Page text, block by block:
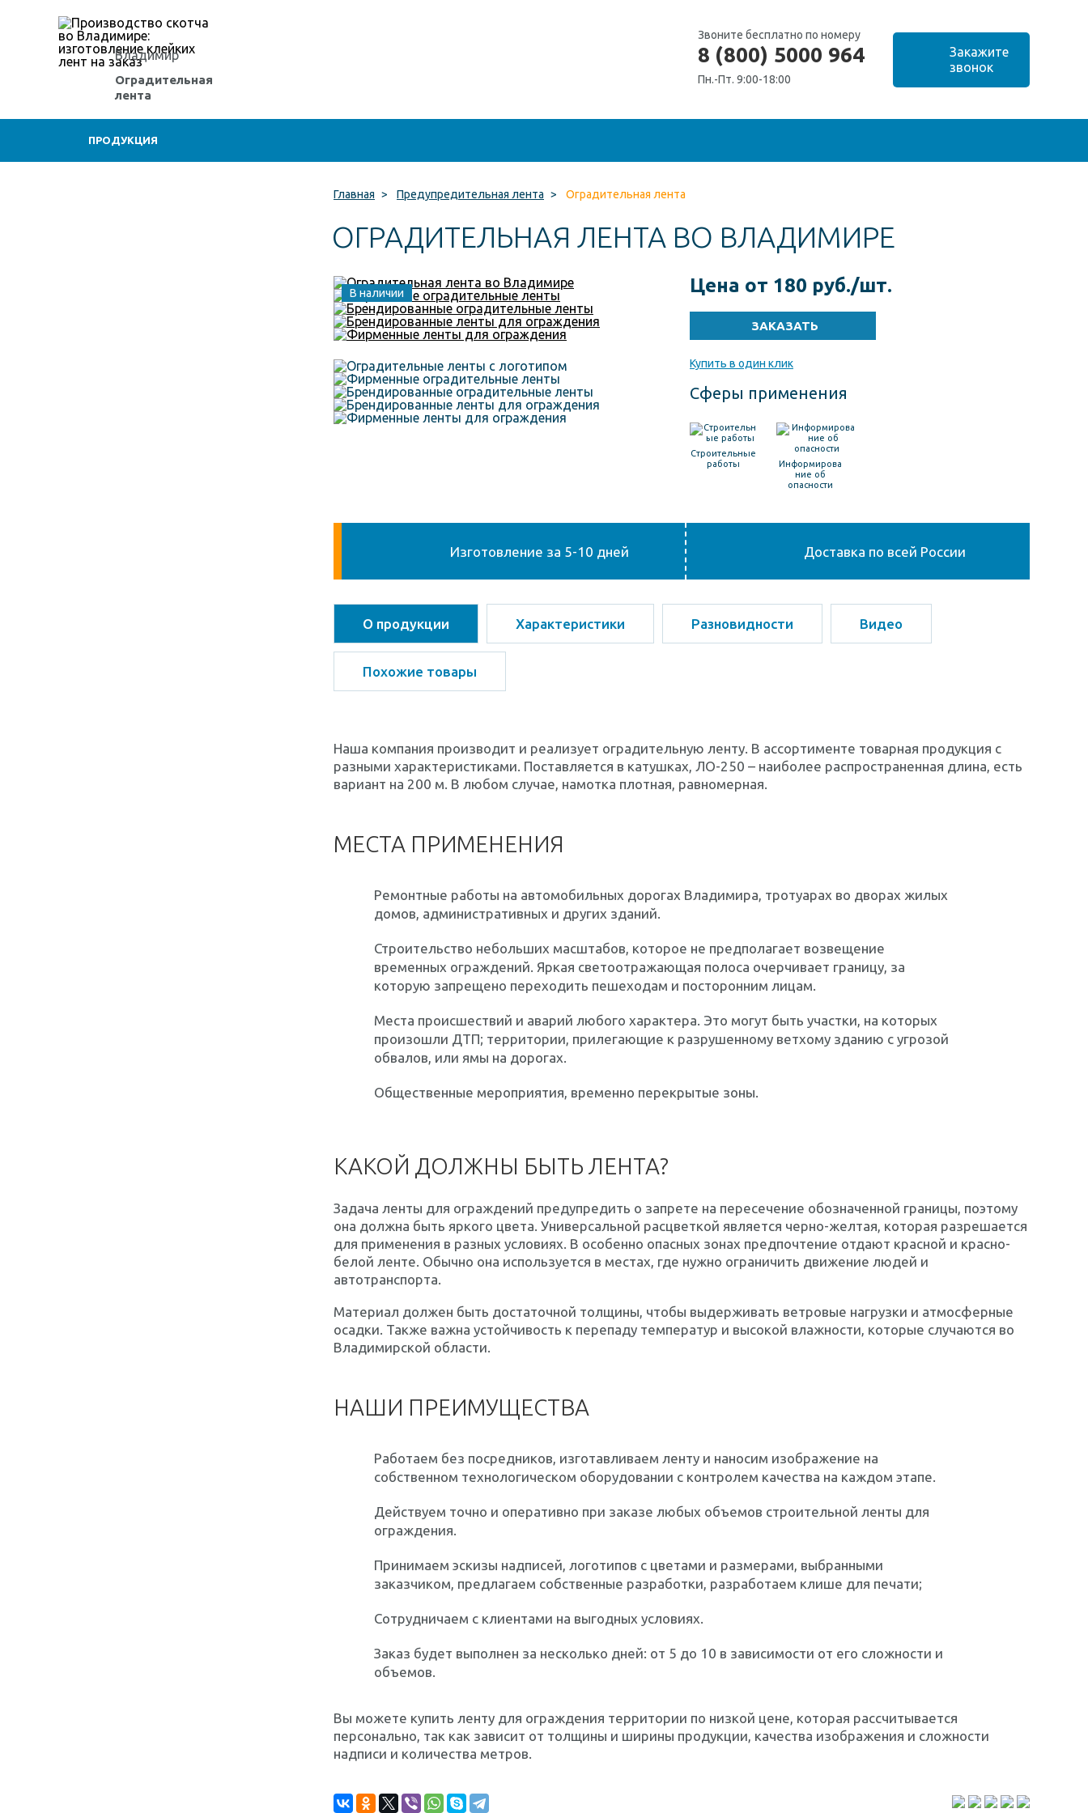
Владимир
Оградительная
лента
Звоните бесплатно по номеру
8 (800) 5000 964
Пн.-Пт. 9:00-18:00
ПРОДУКЦИЯ
Главная > Предупредительная лента > Оградительная лента
ОГРАДИТЕЛЬНАЯ ЛЕНТА ВО ВЛАДИМИРЕ
В наличии Цена от 180 руб./шт.
Купить в один клик
Сферы применения
Строительные
работы
Информирова
ние об
опасности
Изготовление за 5-10 дней Доставка по всей России
О продукции Характеристики Разновидности Видео
Похожие товары
Наша компания производит и реализует оградительную ленту. В ассортименте товарная продукция с
разными характеристиками. Поставляется в катушках, ЛО-250 – наиболее распространенная длина, есть
вариант на 200 м. В любом случае, намотка плотная, равномерная.
МЕСТА ПРИМЕНЕНИЯ
Ремонтные работы на автомобильных дорогах Владимира, тротуарах во дворах жилых
домов, административных и других зданий.
Строительство небольших масштабов, которое не предполагает возвещение
временных ограждений. Яркая светоотражающая полоса очерчивает границу, за
которую запрещено переходить пешеходам и посторонним лицам.
Места происшествий и аварий любого характера. Это могут быть участки, на которых
произошли ДТП; территории, прилегающие к разрушенному ветхому зданию с угрозой
обвалов, или ямы на дорогах.
Общественные мероприятия, временно перекрытые зоны.
КАКОЙ ДОЛЖНЫ БЫТЬ ЛЕНТА?
Задача ленты для ограждений предупредить о запрете на пересечение обозначенной границы, поэтому
она должна быть яркого цвета. Универсальной расцветкой является черно-желтая, которая разрешается
для применения в разных условиях. В особенно опасных зонах предпочтение отдают красной и красно-
белой ленте. Обычно она используется в местах, где нужно ограничить движение людей и
автотранспорта.
Материал должен быть достаточной толщины, чтобы выдерживать ветровые нагрузки и атмосферные
осадки. Также важна устойчивость к перепаду температур и высокой влажности, которые случаются во
Владимирской области.
НАШИ ПРЕИМУЩЕСТВА
Работаем без посредников, изготавливаем ленту и наносим изображение на
собственном технологическом оборудовании с контролем качества на каждом этапе.
Действуем точно и оперативно при заказе любых объемов строительной ленты для
ограждения.
Принимаем эскизы надписей, логотипов с цветами и размерами, выбранными
заказчиком, предлагаем собственные разработки, разработаем клише для печати;
Сотрудничаем с клиентами на выгодных условиях.
Заказ будет выполнен за несколько дней: от 5 до 10 в зависимости от его сложности и
объемов.
Вы можете купить ленту для ограждения территории по низкой цене, которая рассчитывается
персонально, так как зависит от толщины и ширины продукции, качества изображения и сложности
надписи и количества метров.